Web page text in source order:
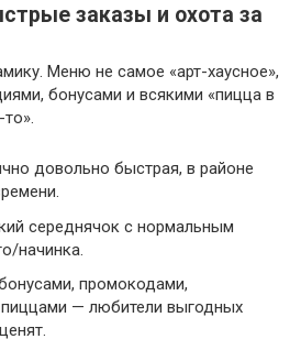
заказы и охота за
Меню не самое «арт-хаусное»,
бонусами и всякими «пицца в
довольно быстрая, в районе
середнячок с нормальным
начинка.
промокодами,
— любители выгодных